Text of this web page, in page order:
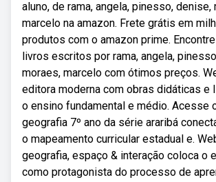
aluno, de rama, angela, pinesso, denise,
marcelo na amazon. Frete grátis em
produtos com o amazon prime.
livros escritos por rama, angela,
moraes, marcelo com ótimos preços.
editora moderna com obras didáticas e
o ensino fundamental e médio. Acesse
geografia 7º ano da série araribá
o mapeamento curricular estadual e.
geografia, espaço & interação coloca o
como protagonista do processo de